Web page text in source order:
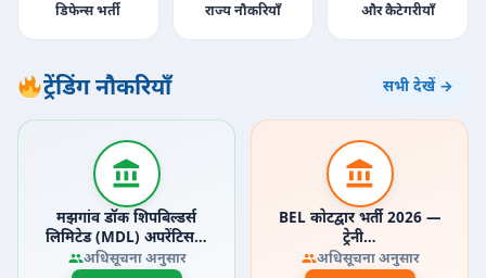
डिफेन्स भर्ती राज्य नौकरियाँ और कैटेगरीयाँ
ट्रेंडिंग नौकरियाँ सभी देखें →
मझगांव डॉक शिपबिल्डर्स
लिमिटेड (MDL) अपरेंटिस…
अधिसूचना अनुसार
BEL कोटद्वार भर्ती 2026 —
ट्रेनी…
अधिसूचना अनुसार